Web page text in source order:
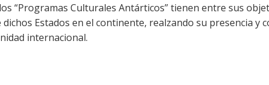
“Programas Culturales Antárticos” tienen entre sus
Estados en el continente, realzando su presencia y
internacional.